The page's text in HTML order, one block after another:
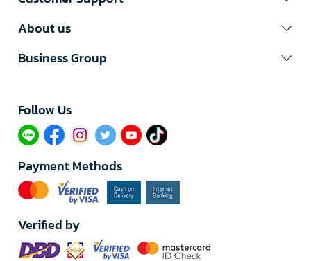
About us
Business Group
Follow Us​
Payment Methods
Verified by